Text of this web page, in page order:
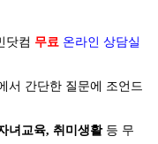
닷컴 무료 온라인 상담실
서 간단한 질문에 조언드
녀교육, 취미생활등 무